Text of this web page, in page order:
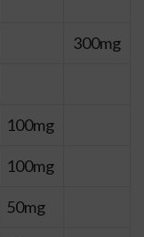
300mg
100mg
100mg
50mg